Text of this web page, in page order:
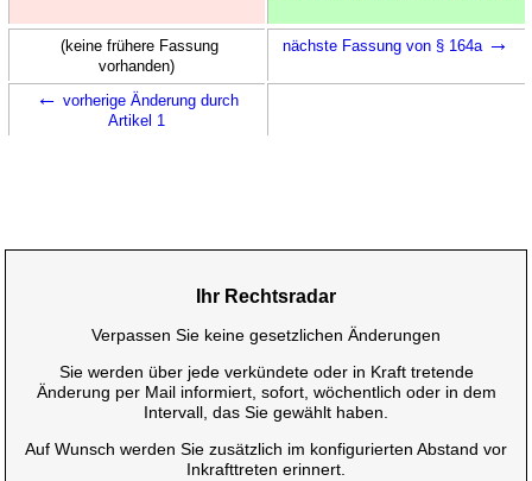
(keine frühere Fassung
vorhanden)
nächste Fassung von § 164a →
← vorherige Änderung durch
Artikel 1
Ihr Rechtsradar
Verpassen Sie keine gesetzlichen Änderungen
Sie werden über jede verkündete oder in Kraft tretende
Änderung per Mail informiert, sofort, wöchentlich oder in dem
Intervall, das Sie gewählt haben.
Auf Wunsch werden Sie zusätzlich im konfigurierten Abstand vor
Inkrafttreten erinnert.